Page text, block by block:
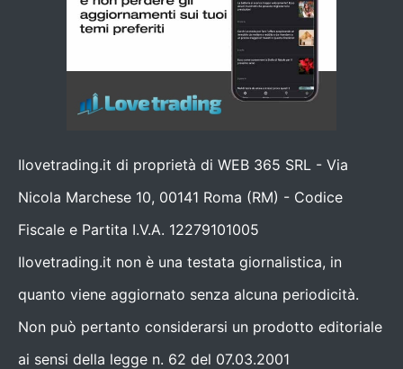
Ilovetrading.it di proprietà di WEB 365 SRL - Via
Nicola Marchese 10, 00141 Roma (RM) - Codice
Fiscale e Partita I.V.A. 12279101005
Ilovetrading.it non è una testata giornalistica, in
quanto viene aggiornato senza alcuna periodicità.
Non può pertanto considerarsi un prodotto editoriale
ai sensi della legge n. 62 del 07.03.2001